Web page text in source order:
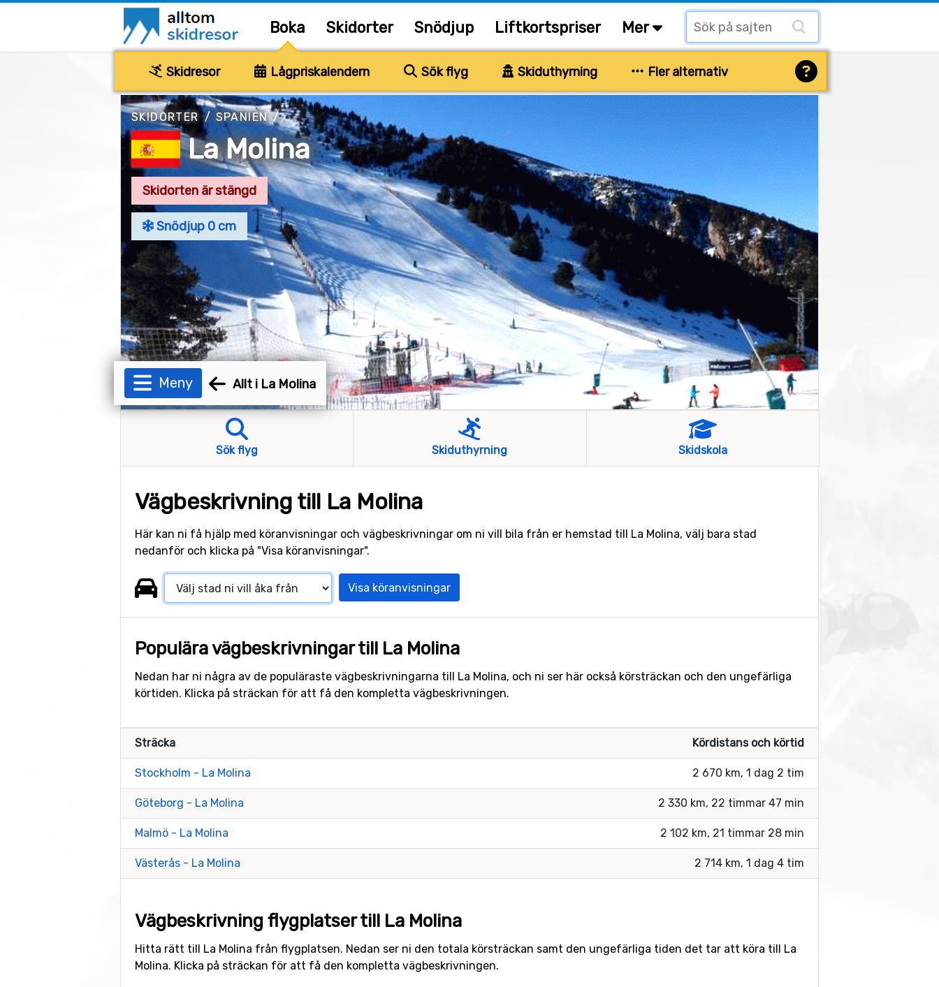
Boka Skidorter Snödjup Liftkortspriser Mer
Skidresor Lågpriskalendern Sök flyg Skiduthyrning Fler alternativ
SKIDORTER / SPANIEN/
La Molina
Skidorten är stängd
Snödjup 0 cm
Meny Allt i La Molina
Sök flyg Skiduthyrning Skidskola
Vägbeskrivning till La Molina
Här kan ni få hjälp med köranvisningar och vägbeskrivningar om ni vill bila från er hemstad till La Molina, välj bara stad
nedanför och klicka på "Visa köranvisningar".
Visa köranvisningar
Populära vägbeskrivningar till La Molina
Nedan har ni några av de populäraste vägbeskrivningarna till La Molina, och ni ser här också körsträckan och den ungefärliga
körtiden. Klicka på sträckan för att få den kompletta vägbeskrivningen.
Sträcka Kördistans och körtid
Stockholm - La Molina 2 670 km, 1 dag 2 tim
Göteborg - La Molina 2 330 km, 22 timmar 47 min
Malmö - La Molina 2 102 km, 21 timmar 28 min
Västerås - La Molina 2 714 km, 1 dag 4 tim
Vägbeskrivning flygplatser till La Molina
Hitta rätt till La Molina från flygplatsen. Nedan ser ni den totala körsträckan samt den ungefärliga tiden det tar att köra till La
Molina. Klicka på sträckan för att få den kompletta vägbeskrivningen.